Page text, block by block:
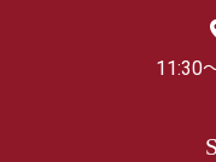
11:30